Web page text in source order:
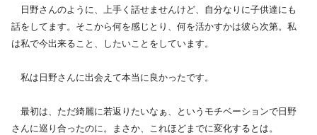
日野さんのように、上手く話せませんけど、自分なりに子供達にも
話をしてます。そこから何を感じとり、何を活かすかは彼ら次第。私
は私で今出来ること、したいことをしています。
私は日野さんに出会えて本当に良かったです。
最初は、ただ綺麗に若返りたいなぁ、というモチベーションで日野
さんに巡り合ったのに。まさか、これほどまでに変化するとは。